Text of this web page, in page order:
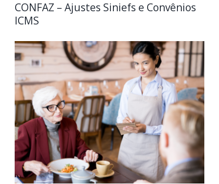
CONFAZ – Ajustes Siniefs e Convênios
ICMS